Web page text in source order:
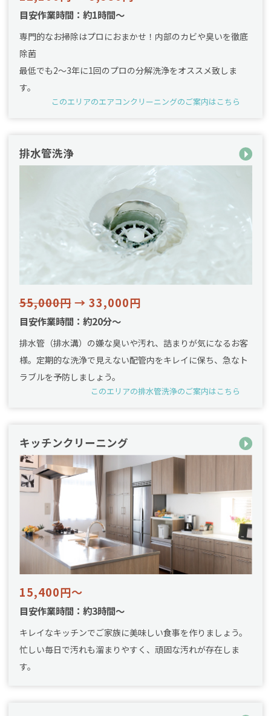
目安作業時間：約1時間～
専門的なお掃除はプロにおまかせ！内部のカビや臭いを徹底
除菌
最低でも2〜3年に1回のプロの分解洗浄をオススメ致しま
す。
このエリアのエアコンクリーニングのご案内はこちら
排水管洗浄
55,000円→ 33,000円
目安作業時間：約20分～
排水管（排水溝）の嫌な臭いや汚れ、詰まりが気になるお客
様。定期的な洗浄で見えない配管内をキレイに保ち、急なト
ラブルを予防しましょう。
このエリアの排水管洗浄のご案内はこちら
キッチンクリーニング
15,400円～
目安作業時間：約3時間～
キレイなキッチンでご家族に美味しい食事を作りましょう。
忙しい毎日で汚れも溜まりやすく、頑固な汚れが存在しま
す。